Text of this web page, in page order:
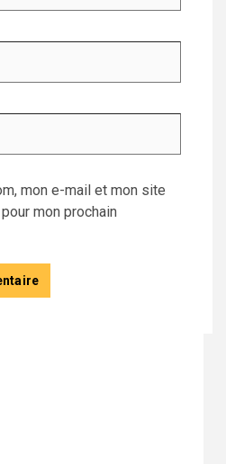
mon e-mail et mon site
mon prochain